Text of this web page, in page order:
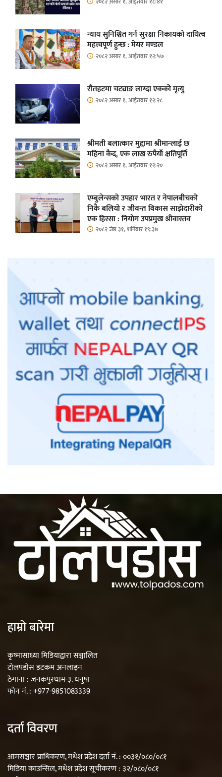
न्याय सुनिश्चित गर्न सुरक्षा निकायको दायित्व
महत्त्वपूर्ण हुन्छ : मेयर मण्डल
२०८२ असार १, आईतवार १२:५७
रौतहटमा चट्याङ लाग्दा एककोे मृत्यु
२०८२ असार १, आईतवार १२:२८
श्रीमती बलात्कार मुद्दामा श्रीमान्लाई छ
महिना कैद, एक लाख रुपैयाँ क्षतिपूर्ति
२०८२ असार १, आईतवार १२:२०
एम्बुलेन्सको उपहार भारत र नेपालबीचको
निकै बलियो र जीवन्त विकास साझेदारीको
एक हिस्सा : नियोग उपप्रमुख श्रीवास्तव
२०८२ जेष्ठ ३१, शनिबार १९:३७
हाम्रो बारेमा
कृष्मासाध्या मिडियाद्वारा सञ्चालित
टोलपडोस डटकम अनलाइन
ठेगाना : जनकपुरधाम-३. धनुषा
फोन नं. : +977-9851083339
दर्ता विवरण
आमसञ्चार प्राधिकरण, मधेश प्रदेश दर्ता नं. : ००३१/०८०/०८१
मिडिया काउन्सिल, मधेश प्रदेश सूचीकरण : ३२/०८०/०८१